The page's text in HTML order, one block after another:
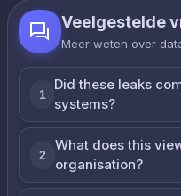
Veelgestelde
Meer weten over
1
Did these leaks
systems?
2
What does this
organisation?